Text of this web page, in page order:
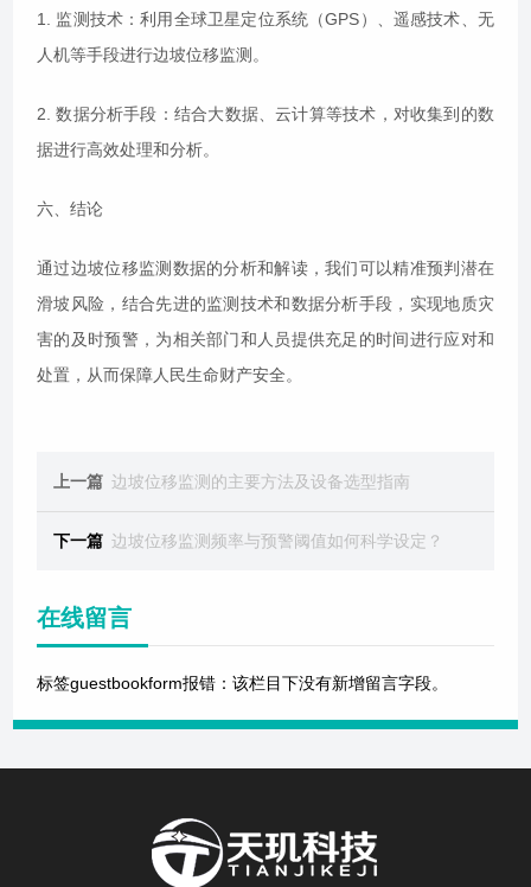
1. 监测技术：利用全球卫星定位系统（GPS）、遥感技术、无
人机等手段进行边坡位移监测。
2. 数据分析手段：结合大数据、云计算等技术，对收集到的数
据进行高效处理和分析。
六、结论
通过边坡位移监测数据的分析和解读，我们可以精准预判潜在
滑坡风险，结合先进的监测技术和数据分析手段，实现地质灾
害的及时预警，为相关部门和人员提供充足的时间进行应对和
处置，从而保障人民生命财产安全。
上一篇 边坡位移监测的主要方法及设备选型指南
下一篇 边坡位移监测频率与预警阈值如何科学设定？
在线留言
标签guestbookform报错：该栏目下没有新增留言字段。